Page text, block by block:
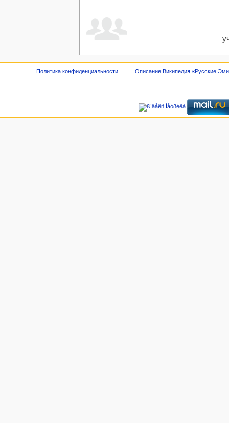
Политика конфиденциальности Описание Википедия «Русские